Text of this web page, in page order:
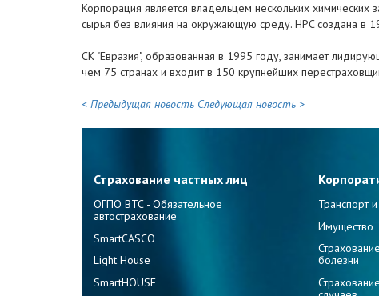
Корпорация является владельцем нескольких химических
сырья без влияния на окружающую среду. HPC создана в
СК "Евразия", образованная в 1995 году, занимает
чем 75 странах и входит в 150 крупнейших
< Предыдущая новость Следующая новость >
Страхование частных лиц
ОГПО ВТС - Обязательное
автострахование
SmartCASCO
Light House
SmartHOUSE
Транспорт
Имущество
болезни